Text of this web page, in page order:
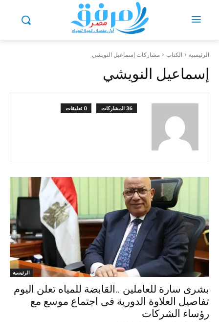
الرئيسية الكتاب مشاركات إسماعيل النويشي
إسماعيل النويشي
36 المشاركات 0 تعليقات
الرئيسية
بشرى سارة للعاملين ..القابضة للمياه تعلن اليوم
تفاصيل العلاوة الدورية فى اجتماع موسع مع
رؤساء الشركات